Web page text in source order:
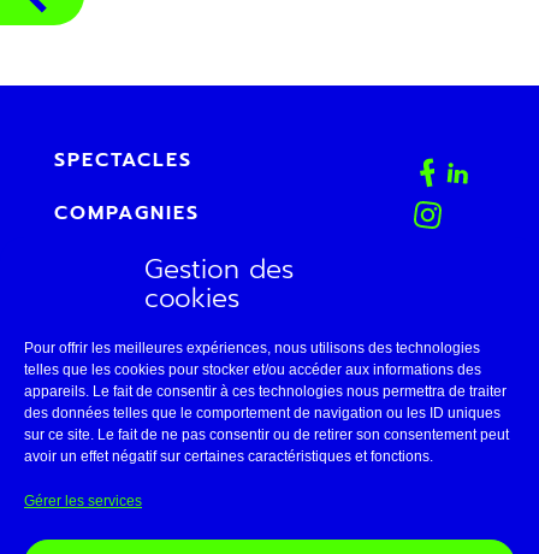
Gestion des
cookies
Pour offrir les meilleures expériences, nous utilisons des technologies
telles que les cookies pour stocker et/ou accéder aux informations des
appareils. Le fait de consentir à ces technologies nous permettra de traiter
des données telles que le comportement de navigation ou les ID uniques
sur ce site. Le fait de ne pas consentir ou de retirer son consentement peut
avoir un effet négatif sur certaines caractéristiques et fonctions.
Gérer les services
SPECTACLES
COMPAGNIES
AGENDA
CONTACT
ESPACE PRO